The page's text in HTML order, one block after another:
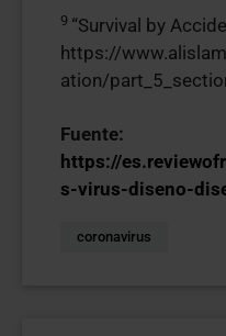
9 “Survival by
https://
ation/
Fuente:
https://
s-virus-diseno-
coronavirus